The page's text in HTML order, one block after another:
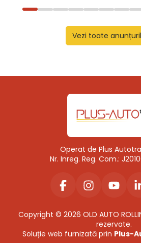
Vezi toate
Operat de Plus
Nr. Inreg. Reg. Com.:
Copyright © 2026 OLD AUTO
rezervate.
Soluție web furnizată prin Plus-